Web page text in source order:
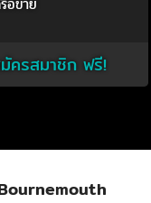
ครสมาชิก ฟรี!